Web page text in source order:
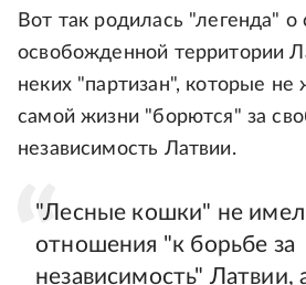
Вот так родилась "легенда" о
освобожденной территории
неких "партизан", которые не
самой жизни "борются" за
независимость Латвии.
"Лесные кошки" не
отношения "к борьбе за
независимость" Латвии,